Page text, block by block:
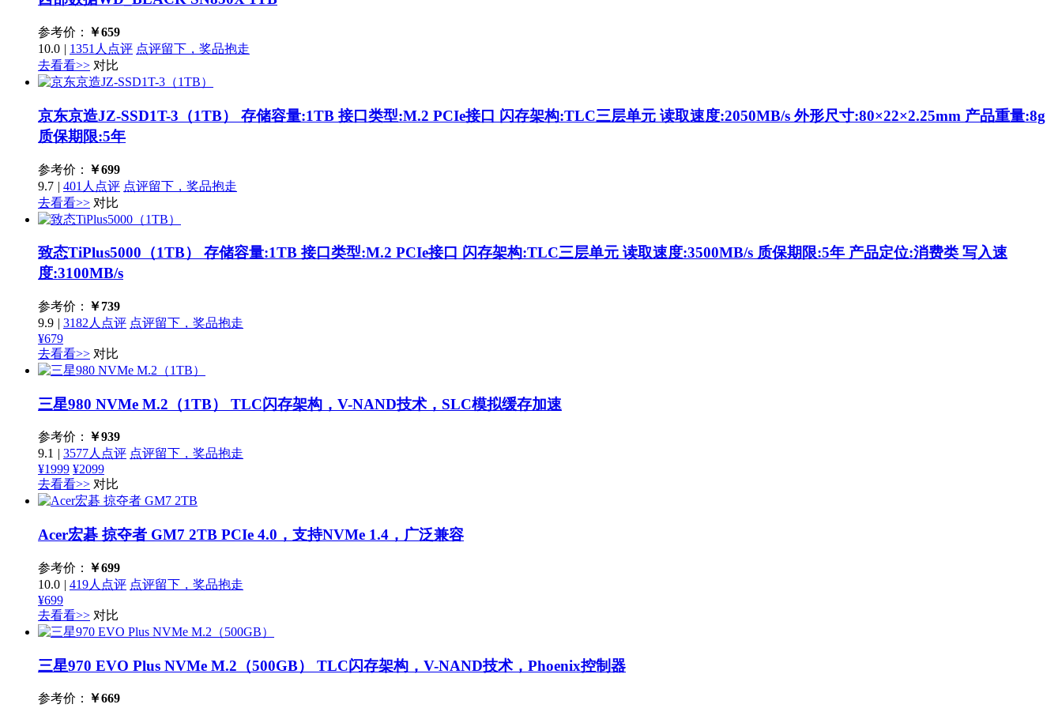
参考价： ￥659
10.0 | 1351人点评 点评留下，奖品抱走
去看看>> 对比
京东京造JZ-SSD1T-3（1TB） 存储容量:1TB 接口类型:M.2 PCIe接口 闪存架构:TLC三层单元 读取速度:2050MB/s 外形尺寸:80×22×2.25mm 产品重量:8g
质保期限:5年
参考价： ￥699
9.7 | 401人点评 点评留下，奖品抱走
去看看>> 对比
致态TiPlus5000（1TB） 存储容量:1TB 接口类型:M.2 PCIe接口 闪存架构:TLC三层单元 读取速度:3500MB/s 质保期限:5年 产品定位:消费类 写入速
度:3100MB/s
参考价： ￥739
9.9 | 3182人点评 点评留下，奖品抱走
¥679
去看看>> 对比
三星980 NVMe M.2（1TB） TLC闪存架构，V-NAND技术，SLC模拟缓存加速
参考价： ￥939
9.1 | 3577人点评 点评留下，奖品抱走
¥1999 ¥2099
去看看>> 对比
Acer宏碁 掠夺者 GM7 2TB PCIe 4.0，支持NVMe 1.4，广泛兼容
参考价： ￥699
10.0 | 419人点评 点评留下，奖品抱走
¥699
去看看>> 对比
三星970 EVO Plus NVMe M.2（500GB） TLC闪存架构，V-NAND技术，Phoenix控制器
参考价： ￥669